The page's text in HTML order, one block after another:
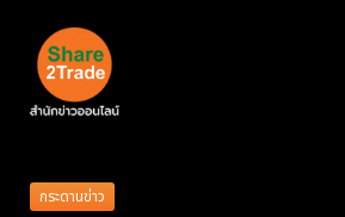
กระดานข่าว